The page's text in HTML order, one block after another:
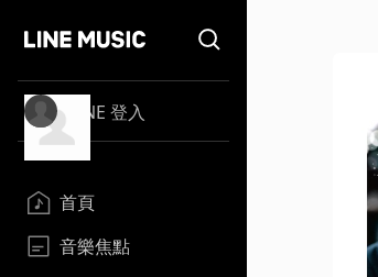
LINE 登入
首頁
音樂焦點